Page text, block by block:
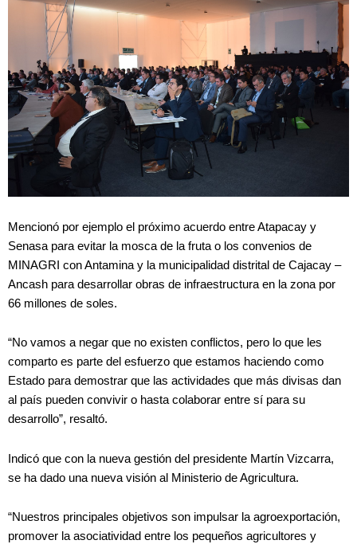
Mencionó por ejemplo el próximo acuerdo entre Atapacay y
Senasa para evitar la mosca de la fruta o los convenios de
MINAGRI con Antamina y la municipalidad distrital de Cajacay –
Ancash para desarrollar obras de infraestructura en la zona por
66 millones de soles.
“No vamos a negar que no existen conflictos, pero lo que les
comparto es parte del esfuerzo que estamos haciendo como
Estado para demostrar que las actividades que más divisas dan
al país pueden convivir o hasta colaborar entre sí para su
desarrollo”, resaltó.
Indicó que con la nueva gestión del presidente Martín Vizcarra,
se ha dado una nueva visión al Ministerio de Agricultura.
“Nuestros principales objetivos son impulsar la agroexportación,
promover la asociatividad entre los pequeños agricultores y